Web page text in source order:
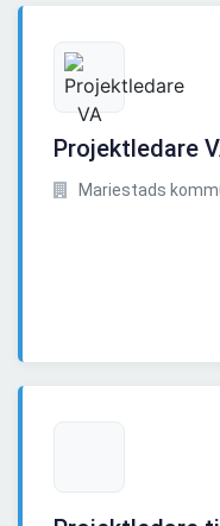
Projektledare
Mariestads